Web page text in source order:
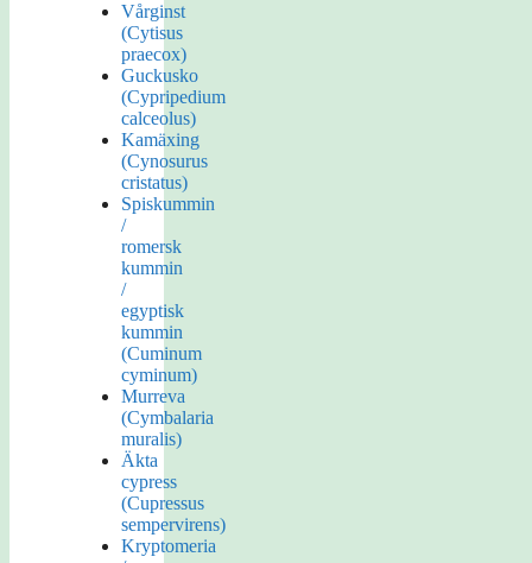
Vårginst
(Cytisus
praecox)
Guckusko
(Cypripedium
calceolus)
Kamäxing
(Cynosurus
cristatus)
Spiskummin
/
romersk
kummin
/
egyptisk
kummin
(Cuminum
cyminum)
Murreva
(Cymbalaria
muralis)
Äkta
cypress
(Cupressus
sempervirens)
Kryptomeria